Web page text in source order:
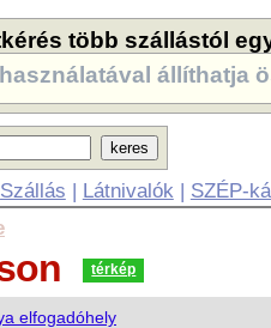
több szállástól
állíthatja
Szállás | Látnivalók | SZÉP-
térkép
elfogadóhely